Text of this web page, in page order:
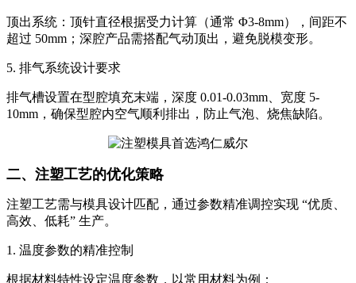
顶出系统：顶针直径根据受力计算（通常 Φ3-8mm），间距不
超过 50mm；深腔产品需搭配气动顶出，避免脱模变形。
5. 排气系统设计要求
排气槽设置在型腔填充末端，深度 0.01-0.03mm、宽度 5-
10mm，确保型腔内空气顺利排出，防止气泡、烧焦缺陷。
二、注塑工艺的优化策略
注塑工艺需与模具设计匹配，通过参数精准调控实现 “优质、
高效、低耗” 生产。
1. 温度参数的精准控制
根据材料特性设定温度参数，以常用材料为例：